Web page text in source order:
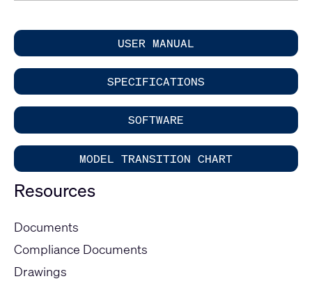
USER MANUAL
SPECIFICATIONS
SOFTWARE
MODEL TRANSITION CHART
Resources
Documents
Compliance Documents
Drawings